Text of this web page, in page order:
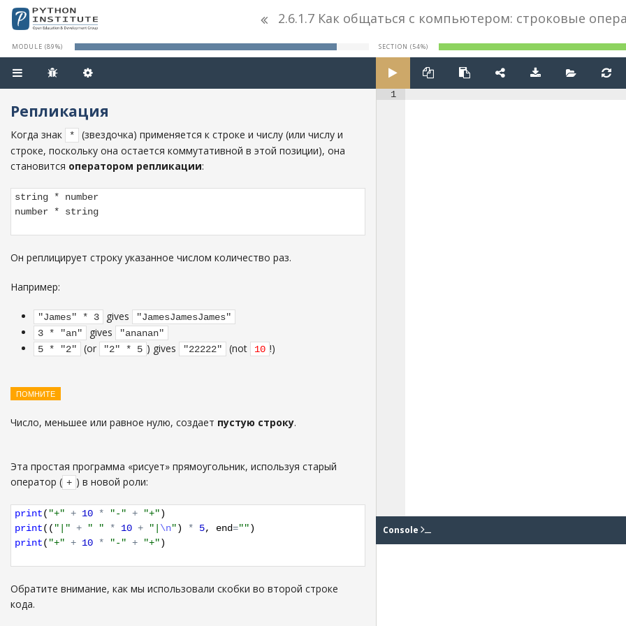
2.6.1.7 Как общаться с компьютером: строковые
MODULE (89%) SECTION (54%)
Репликация
Когда знак *
(звездочка) применяется к строке и числу (или числу и
строке, поскольку она остается коммутативной в этой позиции), она
становится оператором репликации:
string * number
number * string
Он реплицирует строку указанное числом количество раз.
Например:
"James" * 3 gives
"JamesJamesJames"
3 * "an"
gives
"ananan"
5 * "2"
(or "2" * 5 ) gives "22222" (not 10 !)
ПОМНИТЕ
Число, меньшее или равное нулю, создает пустую строку.
Эта простая программа «рисует» прямоугольник, используя старый
оператор ( + ) в новой роли:
print( "+" + 10 * "-" + "+")
print(( "|" + " " * 10 + "| \n") * 5, end="")
print( "+" + 10 * "-" + "+")
Обратите внимание, как мы использовали скобки во второй строке
кода.
1
Console